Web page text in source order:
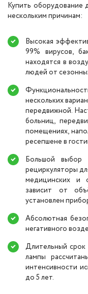
Купить оборудование
нескольким причинам:
Высокая
99% вирусов,
находятся в
людей от
нескольких
передвижной.
больниц,
помещениях,
ресепшене в
Большой выбор
рециркуляторы
медицинских и
зависит от
установлен
Абсолютная
негативного
Длительный срок
лампы
интенсивности
до 5 лет.